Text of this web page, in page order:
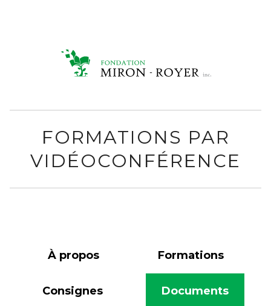
FORMATIONS PAR
VIDÉOCONFÉRENCE
À propos Formations
Consignes Documents